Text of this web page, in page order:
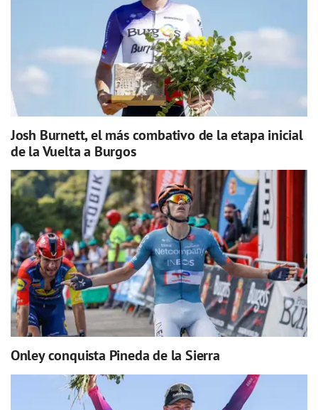
Josh Burnett, el más combativo de la etapa inicial
de la Vuelta a Burgos
Onley conquista Pineda de la Sierra